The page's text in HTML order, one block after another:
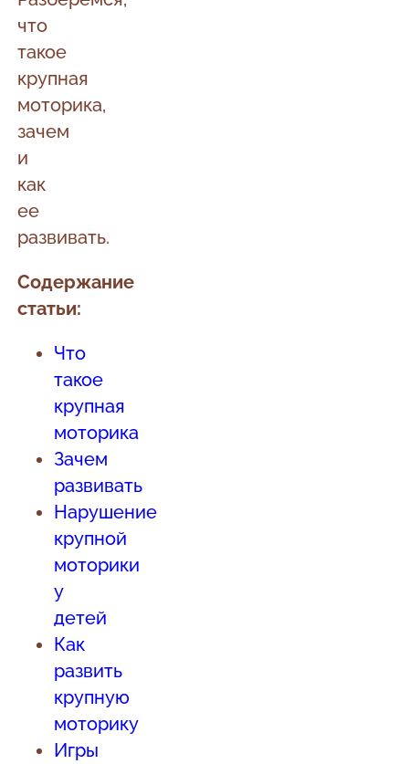
что
такое
крупная
моторика,
зачем
и
как
ее
развивать.
Содержание
статьи:
Что
такое
крупная
моторика
Зачем
развивать
Нарушение
крупной
моторики
у
детей
Как
развить
крупную
моторику
Игры